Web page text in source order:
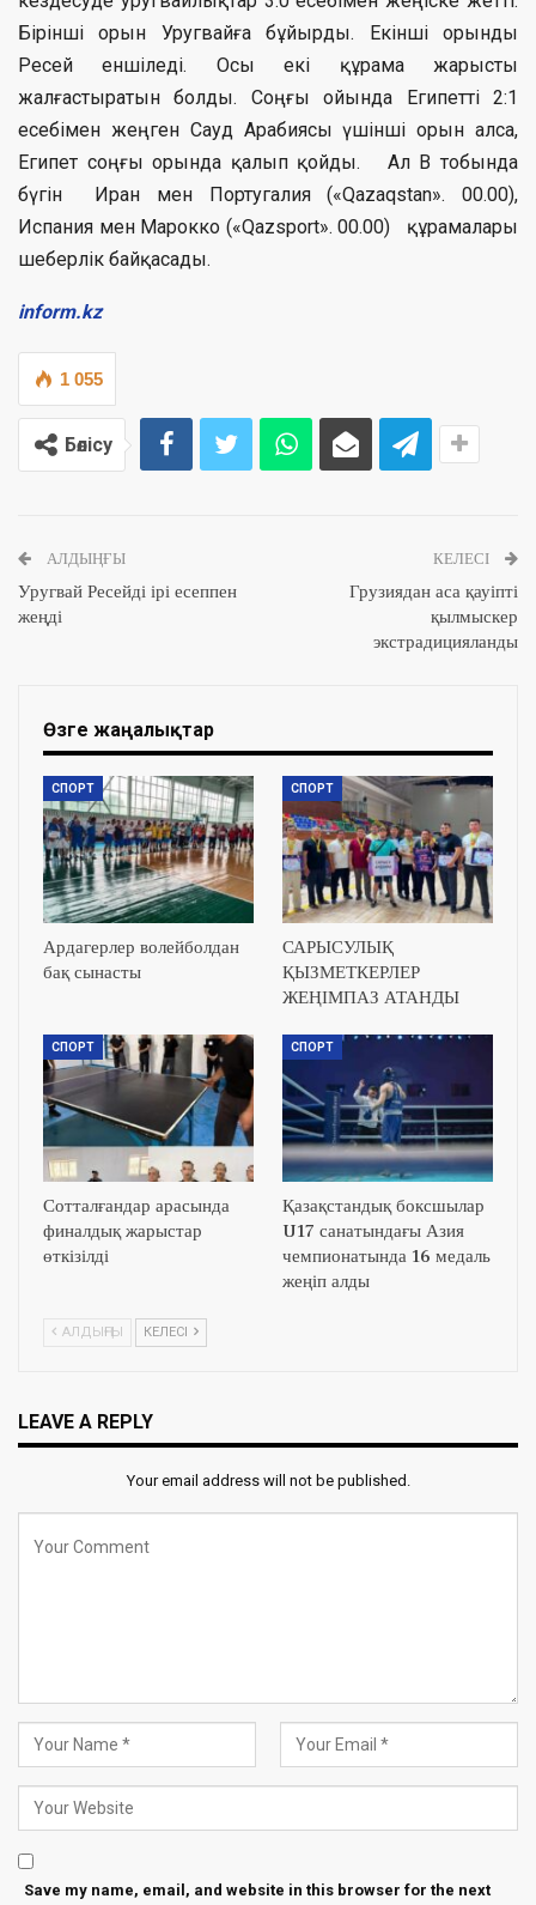
Бірінші орын Уругвайға бұйырды. Екінші орынды
Ресей еншіледі. Осы екі құрама жарысты
жалғастыратын болды. Соңғы ойында Египетті 2:1
есебімен жеңген Сауд Арабиясы үшінші орын алса,
Египет соңғы орында қалып қойды. Ал В тобында
бүгін Иран мен Португалия («Qazaqstan». 00.00),
Испания мен Марокко («Qazsport». 00.00) құрамалары
шеберлік байқасады.
inform.kz
1 055
Бөлісу
АЛДЫҢҒЫ
Уругвай Ресейді ірі есеппен
жеңді
КЕЛЕСІ
Грузиядан аса қауіпті
қылмыскер
экстрадицияланды
Өзге жаңалықтар
СПОРТ
Ардагерлер волейболдан
бақ сынасты
СПОРТ
САРЫСУЛЫҚ
ҚЫЗМЕТКЕРЛЕР
ЖЕҢІМПАЗ АТАНДЫ
СПОРТ
Сотталғандар арасында
финалдық жарыстар
өткізілді
СПОРТ
Қазақстандық боксшылар
U17 санатындағы Азия
чемпионатында 16 медаль
жеңіп алды
АЛДЫҢҒЫ КЕЛЕСІ
LEAVE A REPLY
Your email address will not be published.
Save my name, email, and website in this browser for the next